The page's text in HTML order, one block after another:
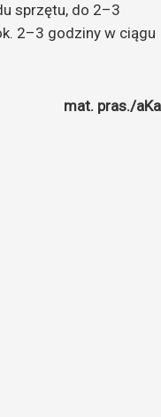
sprzętu, do 2–3
2–3 godziny w ciągu
mat. pras./aKa